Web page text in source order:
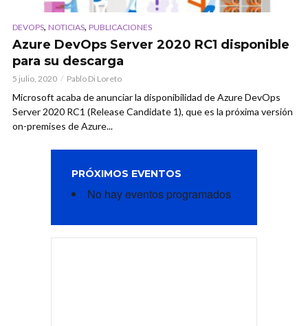
DEVOPS, NOTICIAS, PUBLICACIONES
Azure DevOps Server 2020 RC1 disponible
para su descarga
5 julio, 2020 Pablo Di Loreto
Microsoft acaba de anunciar la disponibilidad de Azure DevOps
Server 2020 RC1 (Release Candidate 1), que es la próxima versión
on-premises de Azure...
PRÓXIMOS EVENTOS
No hay eventos programados